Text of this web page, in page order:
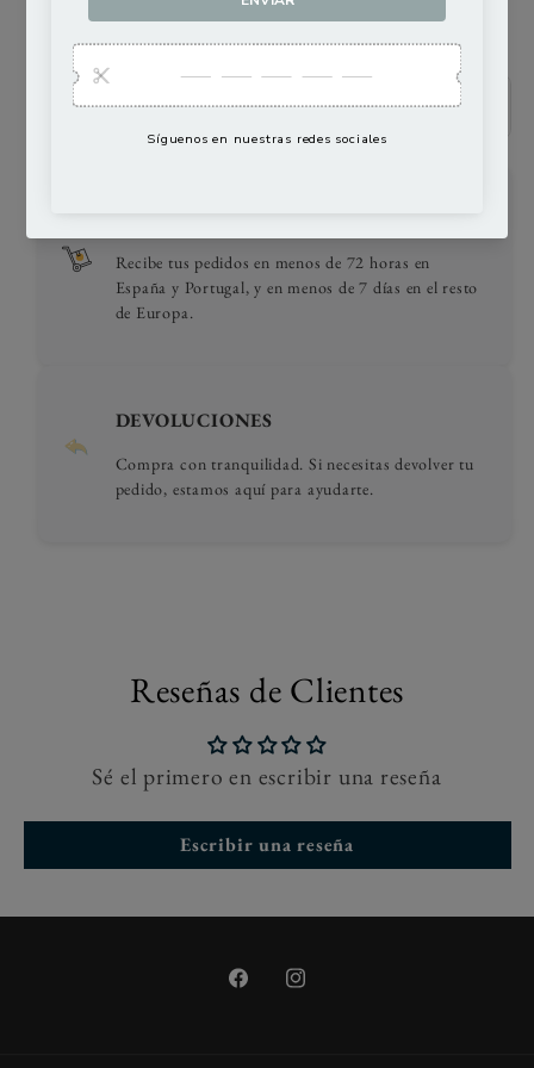
CAMBIO Y DEVOLUCIONES
Recibe tus pedidos en menos de 72 horas en
España y Portugal, y en menos de 7 días en el resto
de Europa.
DEVOLUCIONES
Compra con tranquilidad. Si necesitas devolver tu
pedido, estamos aquí para ayudarte.
Reseñas de Clientes
Sé el primero en escribir una reseña
Escribir una reseña
FacebookInstagram